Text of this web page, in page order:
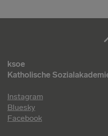
ksoe
Katholische
Instagram
Bluesky
Facebook